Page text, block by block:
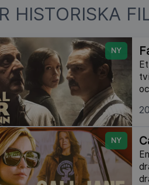
HISTORISKA
NY
NY